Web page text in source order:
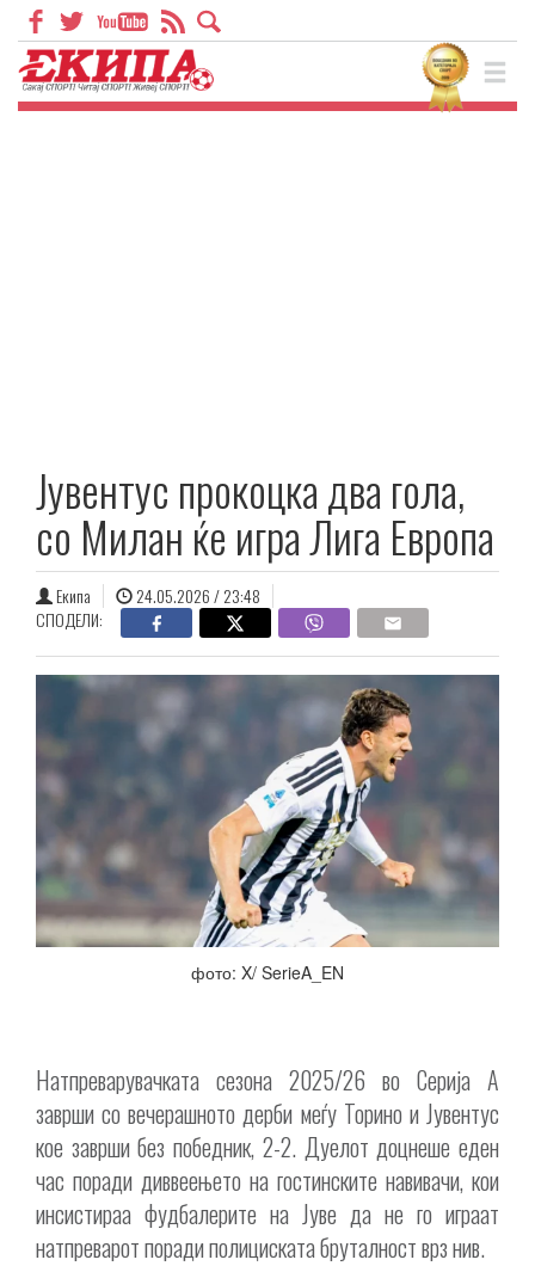
Јувентус прокоцка два гола,
со Милан ќе игра Лига Европа
Екипа
24.05.2026 / 23:48
СПОДЕЛИ:
фото: X/ SerieA_EN
Натпреварувачката сезона 2025/26 во Серија А
заврши со вечерашното дерби меѓу Торино и Јувентус
кое заврши без победник, 2-2. Дуелот доцнеше еден
час поради диввеењето на гостинските навивачи, кои
инсистираа фудбалерите на Јуве да не го играат
натпреварот поради полициската бруталност врз нив.